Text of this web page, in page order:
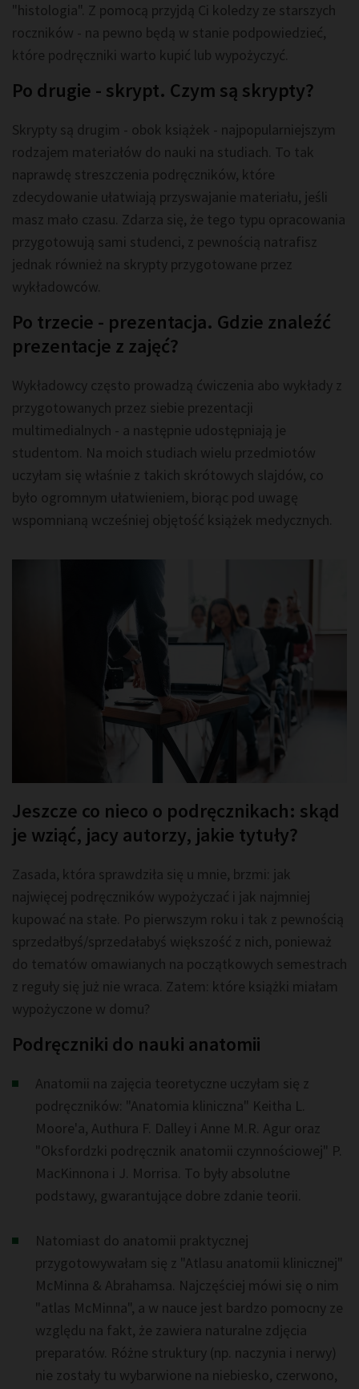
"histologia". Z pomocą przyjdą Ci koledzy ze starszych
roczników - na pewno będą w stanie podpowiedzieć,
które podręczniki warto kupić lub wypożyczyć.
Po drugie - skrypt. Czym są skrypty?
Skrypty są drugim - obok książek - najpopularniejszym
rodzajem materiałów do nauki na studiach. To tak
naprawdę streszczenia podręczników, które
zdecydowanie ułatwiają przyswajanie materiału, jeśli
masz mało czasu. Zdarza się, że tego typu opracowania
przygotowują sami studenci, z pewnością natrafisz
jednak również na skrypty przygotowane przez
wykładowców.
Po trzecie - prezentacja. Gdzie znaleźć
prezentacje z zajęć?
Wykładowcy często prowadzą ćwiczenia abo wykłady z
przygotowanych przez siebie prezentacji
multimedialnych - a następnie udostępniają je
studentom. Na moich studiach wielu przedmiotów
uczyłam się właśnie z takich skrótowych slajdów, co
było ogromnym ułatwieniem, biorąc pod uwagę
wspomnianą wcześniej objętość książek medycznych.
Jeszcze co nieco o podręcznikach: skąd
je wziąć, jacy autorzy, jakie tytuły?
Zasada, która sprawdziła się u mnie, brzmi: jak
najwięcej podręczników wypożyczać i jak najmniej
kupować na stałe. Po pierwszym roku i tak z pewnością
sprzedałbyś/sprzedałabyś większość z nich, ponieważ
do tematów omawianych na początkowych semestrach
z reguły się już nie wraca. Zatem: które książki miałam
wypożyczone w domu?
Podręczniki do nauki anatomii
Anatomii na zajęcia teoretyczne uczyłam się z
podręczników: "Anatomia kliniczna" Keitha L.
Moore'a, Authura F. Dalley i Anne M.R. Agur oraz
"Oksfordzki podręcznik anatomii czynnościowej" P.
MacKinnona i J. Morrisa. To były absolutne
podstawy, gwarantujące dobre zdanie teorii.
Natomiast do anatomii praktycznej
przygotowywałam się z "Atlasu anatomii klinicznej"
McMinna & Abrahamsa. Najczęściej mówi się o nim
"atlas McMinna", a w nauce jest bardzo pomocny ze
względu na fakt, że zawiera naturalne zdjęcia
preparatów. Różne struktury (np. naczynia i nerwy)
nie zostały tu wybarwione na niebiesko, czerwono,